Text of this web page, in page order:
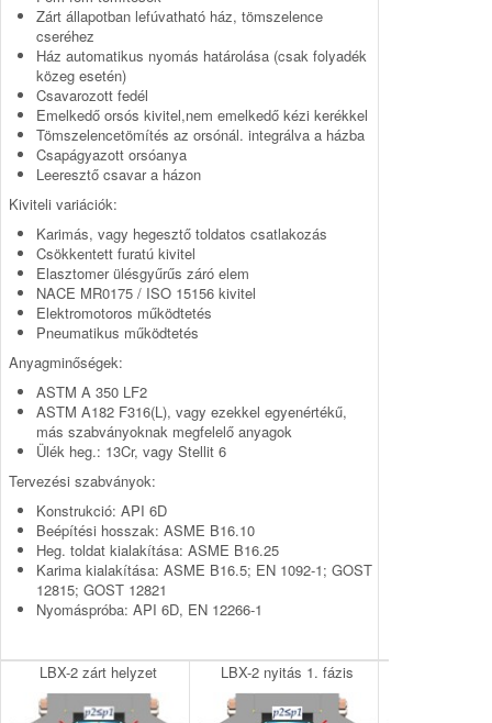
Zárt állapotban lefúvatható ház, tömszelence
cseréhez
Ház automatikus nyomás határolása (csak folyadék
közeg esetén)
Csavarozott fedél
Emelkedő orsós kivitel,nem emelkedő kézi kerékkel
Tömszelencetömítés az orsónál. integrálva a házba
Csapágyazott orsóanya
Leeresztő csavar a házon
Kiviteli variációk:
Karimás, vagy hegesztő toldatos csatlakozás
Csökkentett furatú kivitel
Elasztomer ülésgyűrűs záró elem
NACE MR0175 / ISO 15156 kivitel
Elektromotoros működtetés
Pneumatikus működtetés
Anyagminőségek:
ASTM A 350 LF2
ASTM A182 F316(L), vagy ezekkel egyenértékű,
más szabványoknak megfelelő anyagok
Ülék heg.: 13Cr, vagy Stellit 6
Tervezési szabványok:
Konstrukció: API 6D
Beépítési hosszak: ASME B16.10
Heg. toldat kialakítása: ASME B16.25
Karima kialakítása: ASME B16.5; EN 1092-1; GOST
12815; GOST 12821
Nyomáspróba: API 6D, EN 12266-1
LBX-2 zárt helyzet LBX-2 nyitás 1. fázis